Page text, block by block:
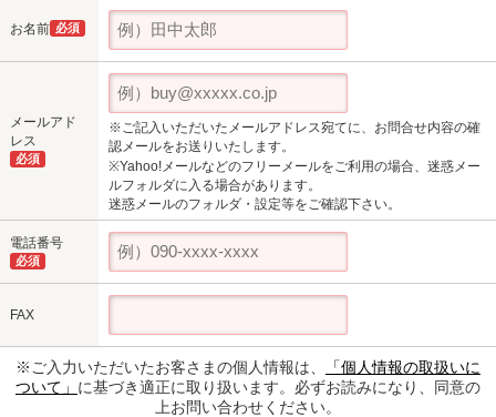
お名前 必須
メールアド
レス
必須
※ご記入いただいたメールアドレス宛てに、お問合せ内容の確
認メールをお送りいたします。
※Yahoo!メールなどのフリーメールをご利用の場合、迷惑メー
ルフォルダに入る場合があります。
迷惑メールのフォルダ・設定等をご確認下さい。
電話番号
必須
FAX
※ご入力いただいたお客さまの個人情報は、
「個人情報の取扱いに
ついて」 に基づき適正に取り扱います。必ずお読みになり、同意の
上お問い合わせください。